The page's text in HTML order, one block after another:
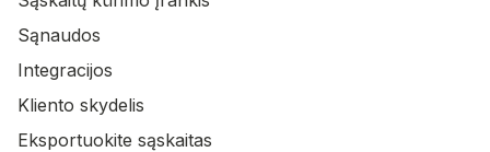
Sąnaudos
Integracijos
Kliento skydelis
Eksportuokite sąskaitas